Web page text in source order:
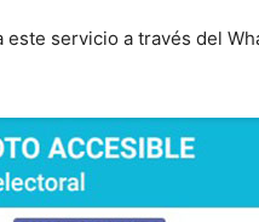
servicio a través del